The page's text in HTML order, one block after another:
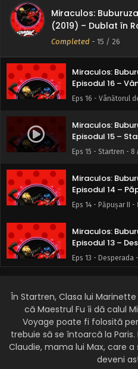
Miraculos:
(2019) – Dublat în
Completed - 15 / 26
Miraculos:
Episodul 17 –
Eps 17 - Festin - 8
Miraculos:
Episodul 16 –
Eps 16 - Vânătorul
Miraculos:
Episodul 15 –
Eps 15 - Startren - 8
Miraculos:
Episodul 14 –
Eps 14 - Păpușar II -
Miraculos:
Episodul 13 –
Eps 13 - Desperada
Episodul 12 –
Eps 12 - Păpușa
Miraculos:
Episodul 11 –
Eps 11 - Vreme
În Startren, Clasa lui
că Maestrul Fu îi dă calul
Voyage poate fi folosită
trebuie să se întoarcă la
Claudie, mama lui Max, care
deveni